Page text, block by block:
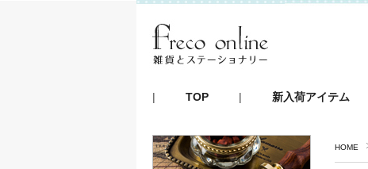
TOP 新入荷アイテム
HOME